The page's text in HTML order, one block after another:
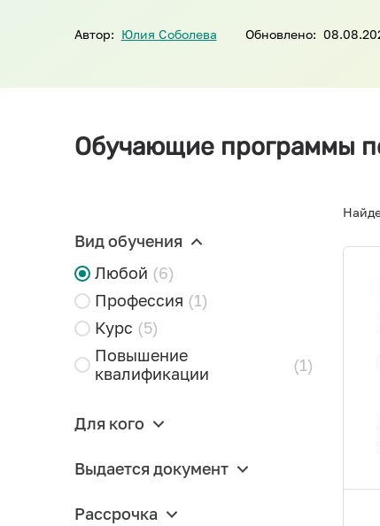
Автор: Юлия Соболева Обновлено:
Обучающие программы
Вид обучения
Любой (6)
Профессия (1)
Курс (5)
Повышение
квалификации
(1)
Для кого
Выдается документ
Рассрочка